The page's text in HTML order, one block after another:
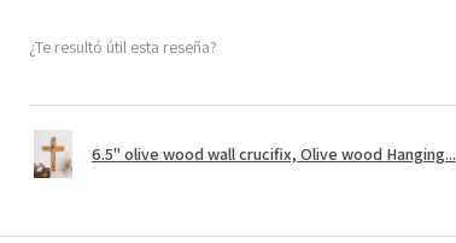
¿Te resultó útil esta reseña?
6.5" olive wood wall crucifix, Olive wood Hanging...